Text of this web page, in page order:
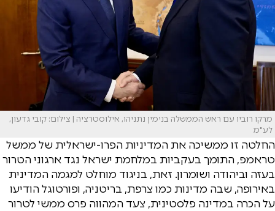
מרקו רוביו עם ראש הממשלה בנימין נתניהו, אילוסטרציה | צילום: קובי גדעון,
לע"מ
החלטה זו ממשיכה את המדיניות הפרו-ישראלית של ממשל
טראמפ, התומך בעקביות במלחמת ישראל נגד ארגוני הטרור
בעזה וביהודה ושומרון. זאת, בניגוד מוחלט למגמה המדינית
באירופה, שבה מדינות כמו צרפת, בריטניה, ופורטוגל הודיעו
על הכרה במדינה פלסטינית, צעד המהווה פרס ממשי לטרור